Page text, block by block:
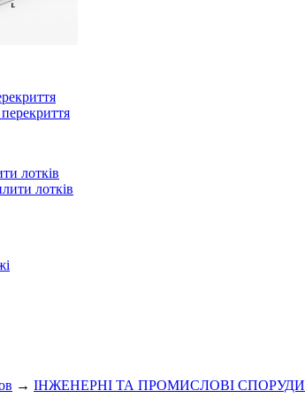
лотків
→ ІНЖЕНЕРНІ ТА ПРОМИСЛОВІ СПОРУДИ